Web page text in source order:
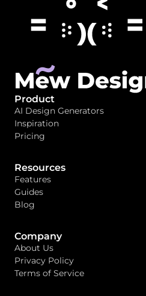
Product
AI Design Generators
Inspiration
Pricing
Resources
Features
Guides
Blog
Company
About Us
Privacy Policy
Terms of Service